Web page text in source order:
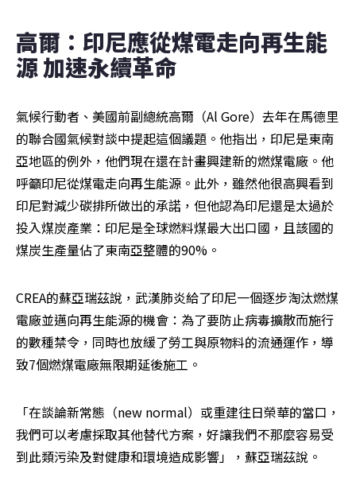
高爾：印尼應從煤電走向再生能
源 加速永續革命
氣候行動者、美國前副總統高爾（Al Gore）去年在馬德里
的聯合國氣候對談中提起這個議題。他指出，印尼是東南
亞地區的例外，他們現在還在計畫興建新的燃煤電廠。他
呼籲印尼從煤電走向再生能源。此外，雖然他很高興看到
印尼對減少碳排所做出的承諾，但他認為印尼還是太過於
投入煤炭產業：印尼是全球燃料煤最大出口國，且該國的
煤炭生產量佔了東南亞整體的90%。
CREA的蘇亞瑞茲說，武漢肺炎給了印尼一個逐步淘汰燃煤
電廠並邁向再生能源的機會：為了要防止病毒擴散而施行
的數種禁令，同時也放緩了勞工與原物料的流通運作，導
致7個燃煤電廠無限期延後施工。
「在談論新常態（new normal）或重建往日榮華的當口，
我們可以考慮採取其他替代方案，好讓我們不那麼容易受
到此類污染及對健康和環境造成影響」，蘇亞瑞茲說。